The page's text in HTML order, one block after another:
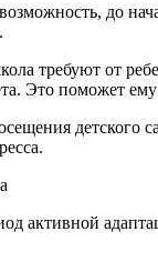
до
требуют от
Это поможет
активной